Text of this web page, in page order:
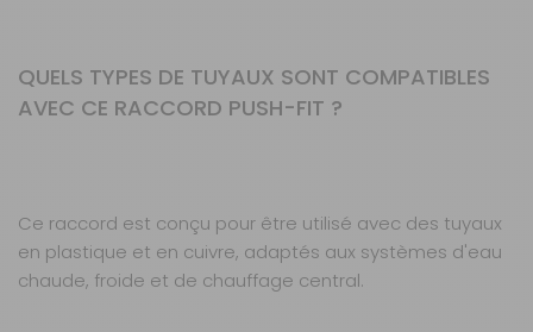
QUELS TYPES DE TUYAUX SONT COMPATIBLES
AVEC CE RACCORD PUSH-FIT ?
Ce raccord est conçu pour être utilisé avec des tuyaux
en plastique et en cuivre, adaptés aux systèmes d'eau
chaude, froide et de chauffage central.